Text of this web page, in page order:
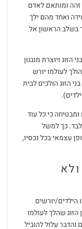
מסמכים בנוסח זהה ומותאם לאדם
ואחד מהם ילך
בשלב הראשון אל
הצוואה ההדדית, כשמה כן היא, מחייבת את 2 בני הזוג ויוצרת מנגנון
לעולמו יורש
הזוג הולכים לבית
כי כל עוד
כך למשל
עצמאי בכל נכסיו,
יורשים
שהלך לעולמו
עלול להוביל